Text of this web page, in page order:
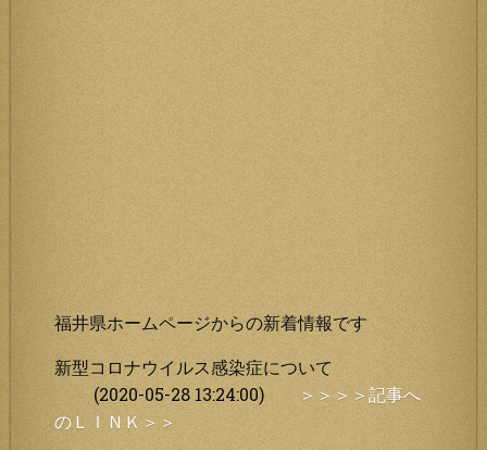
福井県ホームページからの新着情報です
新型コロナウイルス感染症について
(2020-05-28 13:24:00)
＞＞＞＞記事へ
のＬＩＮＫ＞＞